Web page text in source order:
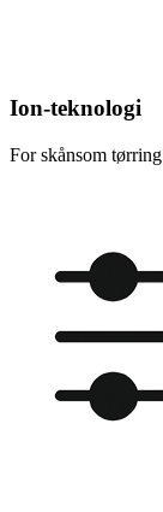
Ion-teknologi
For skånsom tørring